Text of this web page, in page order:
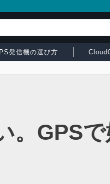
発信機の選び方
。GPS